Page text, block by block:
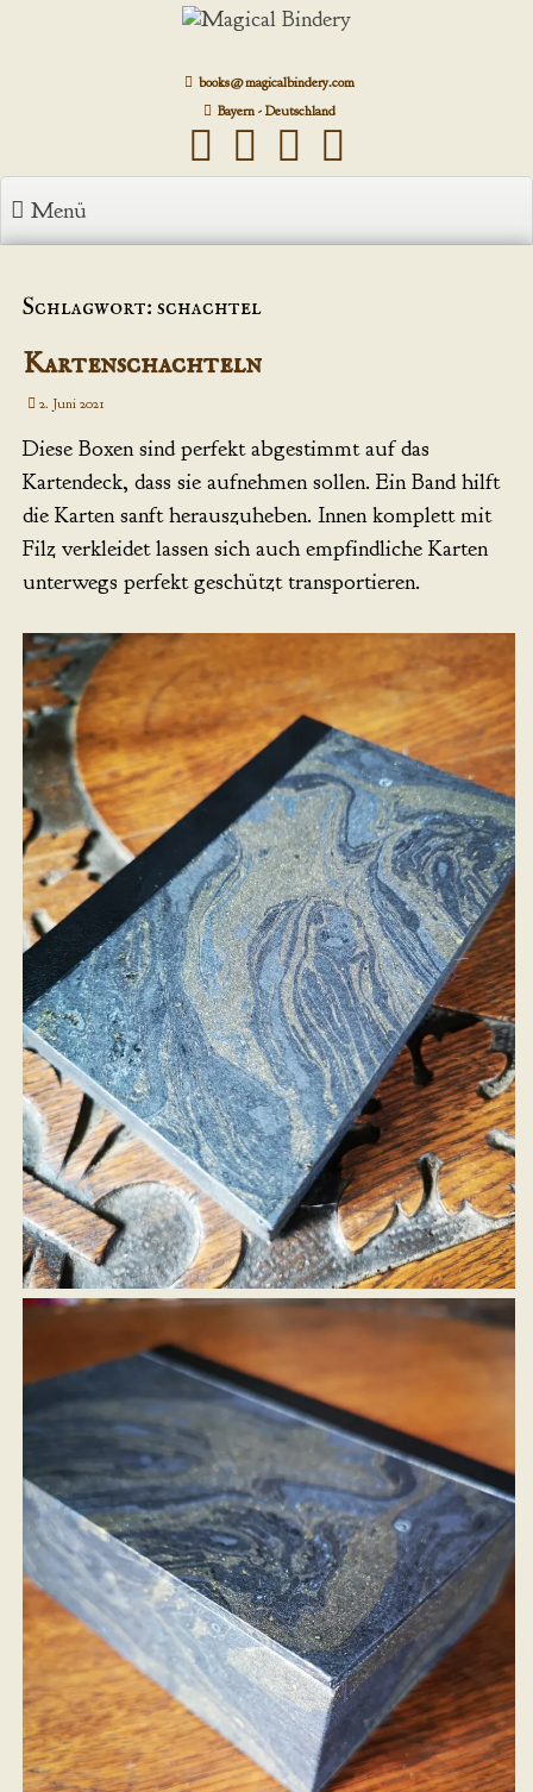
books@magicalbindery.com
Bayern - Deutschland
Menü
Schlagwort: schachtel
Kartenschachteln
2. Juni 2021
Diese Boxen sind perfekt abgestimmt auf das
Kartendeck, dass sie aufnehmen sollen. Ein Band hilft
die Karten sanft herauszuheben. Innen komplett mit
Filz verkleidet lassen sich auch empfindliche Karten
unterwegs perfekt geschützt transportieren.